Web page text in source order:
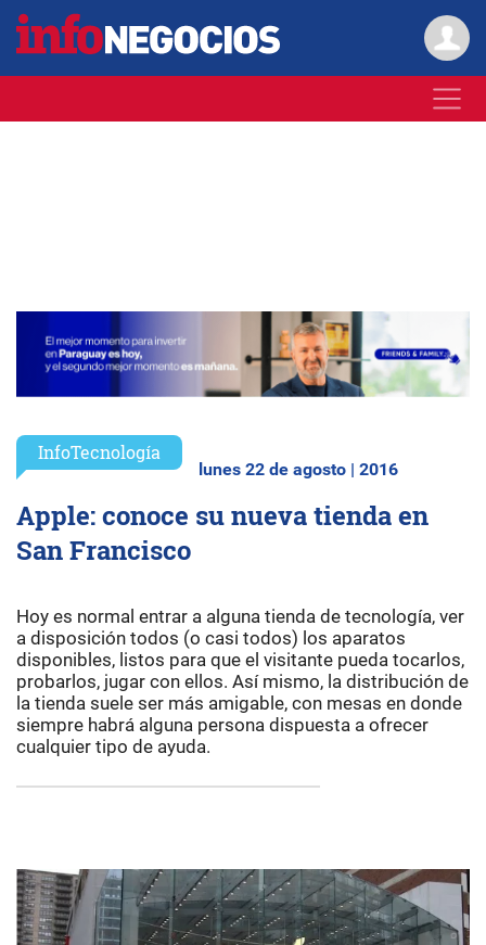
InfoTecnología
lunes 22 de agosto | 2016
Apple: conoce su nueva tienda en
San Francisco
Hoy es normal entrar a alguna tienda de tecnología, ver
a disposición todos (o casi todos) los aparatos
disponibles, listos para que el visitante pueda tocarlos,
probarlos, jugar con ellos. Así mismo, la distribución de
la tienda suele ser más amigable, con mesas en donde
siempre habrá alguna persona dispuesta a ofrecer
cualquier tipo de ayuda.